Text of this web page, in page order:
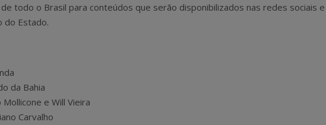
todo o Brasil para conteúdos que serão disponibilizados nas redes sociais e
do Estado.
da Bahia
e Will Vieira
Carvalho